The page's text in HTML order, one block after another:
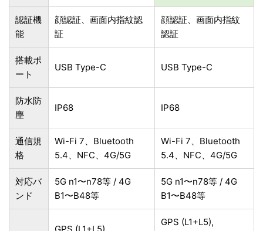
認証機
能
顔認証、画面内指紋認
証
顔認証、画面内指紋
認証
搭載ポ
ート
USB Type-C USB Type-C
防水防
塵
IP68 IP68
通信規
格
Wi-Fi 7、Bluetooth
5.4、NFC、4G/5G
Wi-Fi 7、Bluetooth
5.4、NFC、4G/5G
対応バ
ンド
5G n1〜n78等 / 4G
B1〜B48等
5G n1〜n78等 / 4G
B1〜B48等
GPS (L1+L5),